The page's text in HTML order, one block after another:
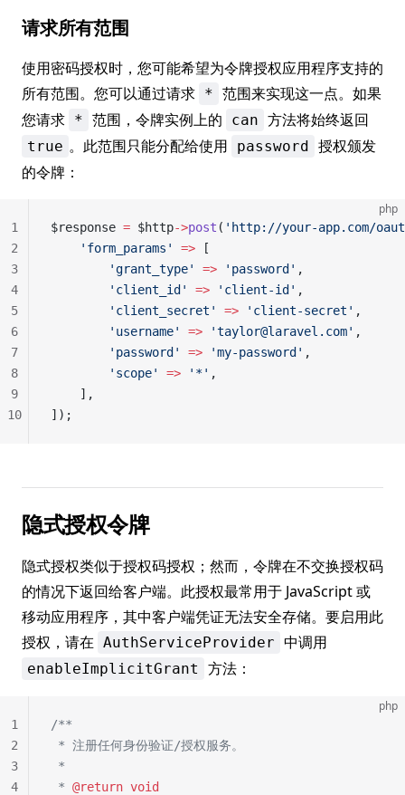
请求所有范围
使用密码授权时，您可能希望为令牌授权应用程序支持的
所有范围。您可以通过请求 * 范围来实现这一点。如果
您请求 * 范围，令牌实例上的 can 方法将始终返回
true 。此范围只能分配给使用 password 授权颁发
的令牌：
php
$response = $http->post ( 'http://your-app.com/
    'form_params'
=> [
        'grant_type'
=> 'password' ,
        'client_id'
=> 'client-id' ,
        'client_secret'
=> 'client-secret' ,
        'username'
=> 'taylor@laravel.com' ,
        'password'
=> 'my-password' ,
        'scope'
=> '*' ,
    ],
]);
1
2
3
4
5
6
7
8
9
10
隐式授权令牌
隐式授权类似于授权码授权；然而，令牌在不交换授权码
的情况下返回给客户端。此授权最常用于 JavaScript 或
移动应用程序，其中客户端凭证无法安全存储。要启用此
授权，请在 AuthServiceProvider 中调用
enableImplicitGrant 方法：
php
/**
* 注册任何身份验证/授权服务。
*
* @return void
1
2
3
4